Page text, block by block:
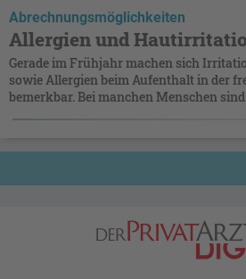
Abrechnungsmöglichkeiten
Allergien und
Gerade im Frühjahr machen sich
sowie Allergien beim Aufenthalt in der
bemerkbar. Bei manchen Menschen sind